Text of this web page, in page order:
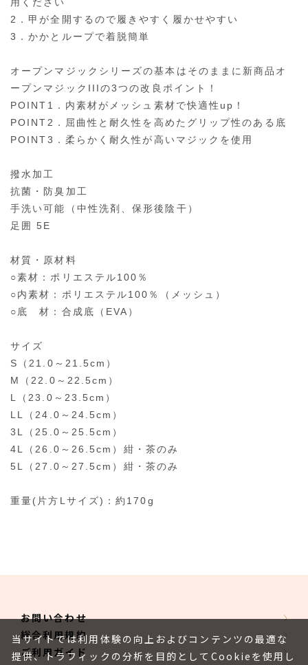
2．甲が全開するので履きやすく履かせやすい
3．かかとループで着脱簡単
オープンマジックシリーズの基本はそのままに新商品オ
ープンマジックIIIの3つの改良ポイント！
POINT1．内素材がメッシュ素材で快適性up！
POINT2．屈曲性と耐久性を高めたグリップ性のある底
POINT3．柔らかく耐久性が高いマジックを使用
撥水加工
抗菌・防臭加工
手洗い可能（中性洗剤、保形後陰干）
足囲 5E
材質・原材料
○素材：ポリエステル100％
○内素材：ポリエステル100％（メッシュ）
○底 材：合成底（EVA）
サイズ
S（21.0～21.5cm）
M（22.0～22.5cm）
L（23.0～23.5cm）
LL（24.0～24.5cm）
3L（25.0～25.5cm）
4L（26.0～26.5cm）紺・茶のみ
5L（27.0～27.5cm）紺・茶のみ
重量(片方Lサイズ)：約170g
お問い合わせ
総合利用規約
ご利用ガイド
当サイトでは利用体験の向上およびコンテンツの最適な
提供、トラフィックの分析を目的としてCookieを使用し